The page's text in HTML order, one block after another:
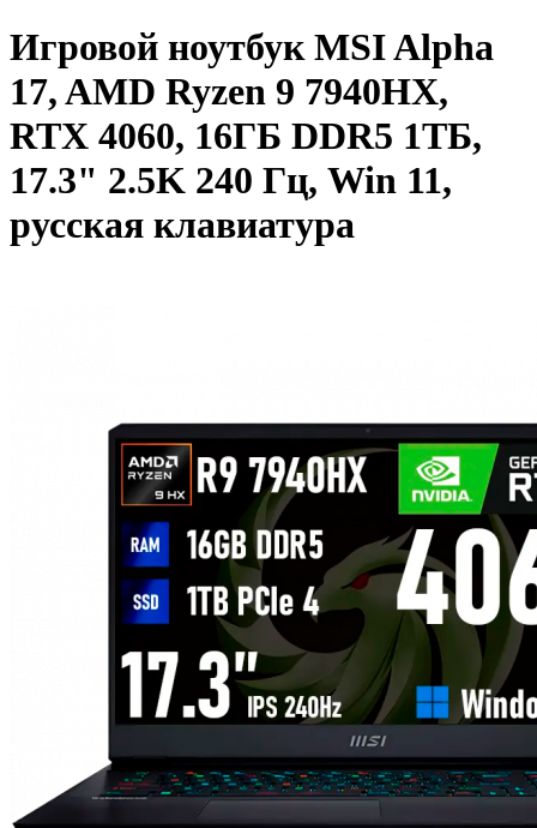
Игровой ноутбук MSI Alpha
17, AMD Ryzen 9 7940HX,
RTX 4060, 16ГБ DDR5 1ТБ,
17.3" 2.5K 240 Гц, Win 11,
русская клавиатура